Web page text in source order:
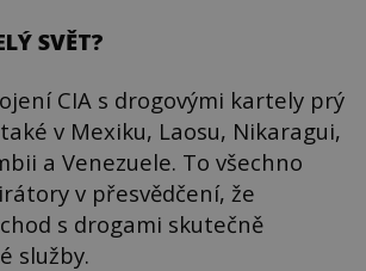
SVĚT?
CIA s drogovými kartely prý
v Mexiku, Laosu, Nikaragui,
a Venezuele. To všechno
v přesvědčení, že
s drogami skutečně
služby.